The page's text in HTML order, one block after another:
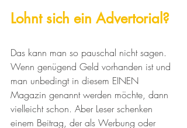
Lohnt sich ein Advertorial?
Das kann man so pauschal nicht sagen.
Wenn genügend Geld vorhanden ist und
man unbedingt in diesem EINEN
Magazin genannt werden möchte, dann
vielleicht schon. Aber Leser schenken
einem Beitrag, der als Werbung oder